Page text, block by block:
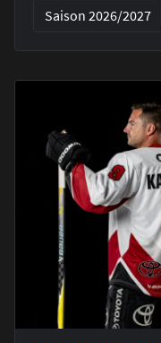
Saison 2026/2027